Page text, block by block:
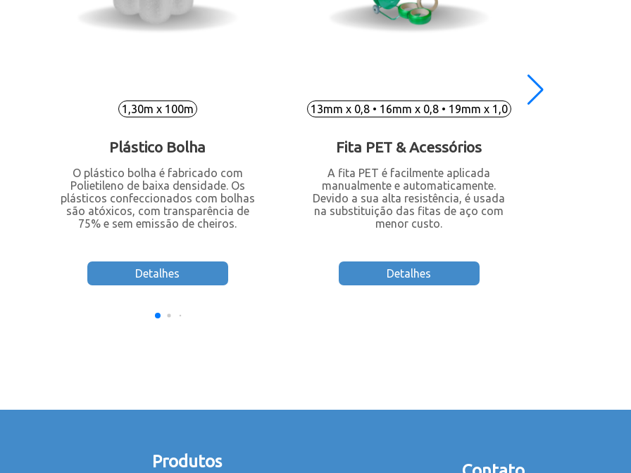
1,30m x 100m
Plástico Bolha
O plástico bolha é fabricado com
Polietileno de baixa densidade. Os
plásticos confeccionados com bolhas
são atóxicos, com transparência de
75% e sem emissão de cheiros.
Detalhes
13mm x 0,8 • 16mm x 0,8 • 19mm x 1,0
Fita PET & Acessórios
A fita PET é facilmente aplicada
manualmente e automaticamente.
Devido a sua alta resistência, é usada
na substituição das fitas de aço com
menor custo.
Detalhes
Produtos